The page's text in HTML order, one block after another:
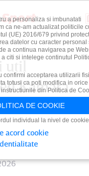
Kamara,
la
a personaliza si imbunatati
ca ne-am actualizat politicile
(UE) 2016/679 privind
datelor cu caracter personal
a continua navigarea pe
citi si intelege continutul
confirmi acceptarea utilizarii
totusi ca poti modifica in orice
din Politica de
DE COOKIE
individual la nivel de
acord cookie